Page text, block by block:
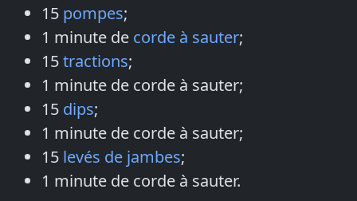
15 pompes;
1 minute de corde à sauter;
15tractions;
1 minute de corde à sauter;
15 dips;
1 minute de corde à sauter;
15 levés de jambes;
1 minute de corde à sauter.